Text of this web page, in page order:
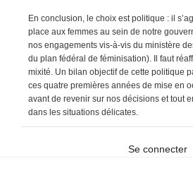
En conclusion, le choix est politique : il
place aux femmes au sein de notre
nos engagements vis-à-vis du ministère
du plan fédéral de féminisation). Il faut
mixité. Un bilan objectif de cette politique
ces quatre premières années de mise en
avant de revenir sur nos décisions et tout
dans les situations délicates.
Se connecter